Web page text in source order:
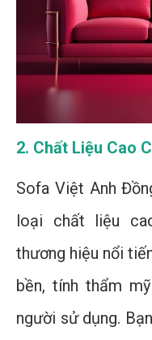
2. Chất Liệu Cao
Sofa Việt Anh
loại chất liệu
thương hiệu nổi
bền, tính thẩm
người sử dụng.